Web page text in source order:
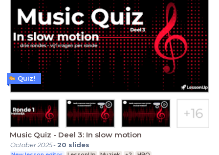
Music Quiz - Deel 3: In slow motion
October 2025- 20 slides
Quiz!